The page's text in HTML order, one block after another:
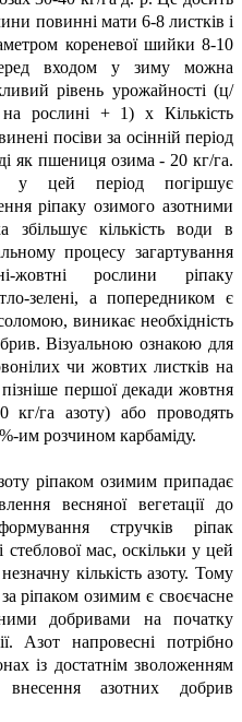
повинні мати 6-8 листків і
кореневої шийки 8-10
входом у зиму можна
рівень урожайності (ц/
рослині + 1) х Кількість
посіви за осінній період
як пшениця озима - 20 кг/га.
у цей період погіршує
ріпаку озимого азотними
збільшує кількість води в
процесу загартування
рослини ріпаку
зелені, а попередником є
виникає необхідність
Візуальною ознакою для
чи жовтих листків на
першої декади жовтня
кг/га азоту) або проводять
им розчином карбаміду.
ріпаком озимим припадає
весняної вегетації до
стручків ріпак
стеблової мас, оскільки у цей
кількість азоту. Тому
ріпаком озимим є своєчасне
добривами на початку
Азот напровесні потрібно
із достатнім зволоженням
азотних добрив